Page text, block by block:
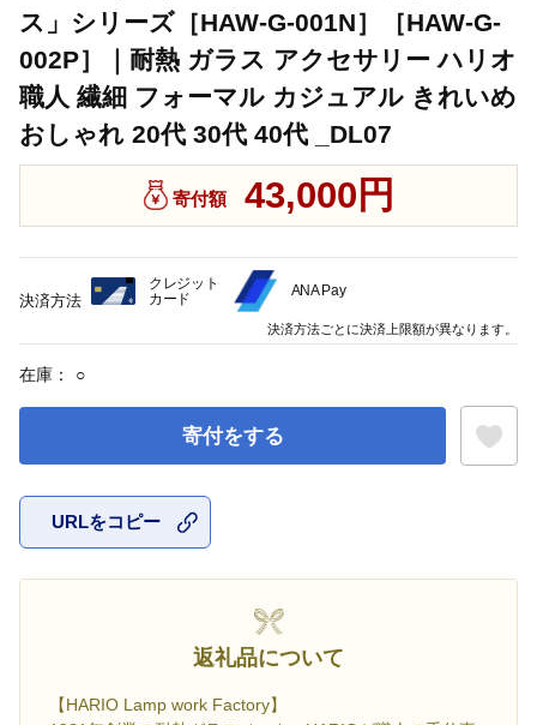
ス」シリーズ［HAW-G-001N］［HAW-G-
002P］｜耐熱 ガラス アクセサリー ハリオ
職人 繊細 フォーマル カジュアル きれいめ
おしゃれ 20代 30代 40代 _DL07
寄付額 43,000円
在庫： ○
寄付をする
URLをコピー
返礼品について
【HARIO Lamp work Factory】
決済方法
クレジット
カード
ANA Pay
決済方法ごとに決済上限額が異なります。